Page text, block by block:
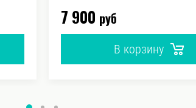
7 900 руб
В корзину